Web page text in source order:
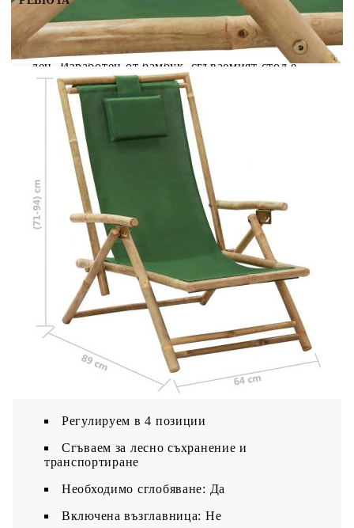
Сгъваемият релаксиращ стол е създаден, за да
прегърнете пълната релаксация след натоварен
ден. Изработен от бамбук, сгъваемият стол е
здрав и лесен за почистване. Седалката и
облегалката от плат правят стола удобен за
сядане. Освен това включената възглавница
допринася за комфорта при сядане на
градинския стол. Облегалката на външния стол
може да се регулира в 4 позиции според вашите
предпочитания. Нещо повече, накланящият се
стол може да се сгъва, за да спести място,
когато не се използва. Забележка: За да
удължите живота на вашите градински мебели,
ви препоръчваме да ги защитите с
водоустойчиво покривало.
Цвят на текстила: Зелен
Материал: Бамбук, плат (100% полиестер)
Общи размери: 64 x 89 x (71-94) см (Ш x Д
x В)
Височина на седалката от земята: 28-30 см
Височина на подлакътника от земята: 50-52
Регулируем в 4 позиции
Сгъваем за лесно съхранение и
транспортиране
Необходимо сглобяване: Да
Включена възглавница: Не